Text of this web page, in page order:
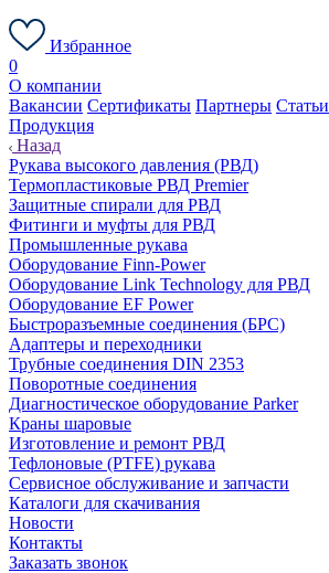
Избранное
0
О компании
Вакансии Сертификаты Партнеры Статьи
Продукция
Назад
Рукава высокого давления (РВД)
Термопластиковые РВД Premier
Защитные спирали для РВД
Фитинги и муфты для РВД
Промышленные рукава
Оборудование Finn-Power
Оборудование Link Technology для РВД
Оборудование EF Power
Быстроразъемные соединения (БРС)
Адаптеры и переходники
Трубные соединения DIN 2353
Поворотные соединения
Диагностическое оборудование Parker
Краны шаровые
Изготовление и ремонт РВД
Тефлоновые (PTFE) рукава
Сервисное обслуживание и запчасти
Каталоги для скачивания
Новости
Контакты
Заказать звонок